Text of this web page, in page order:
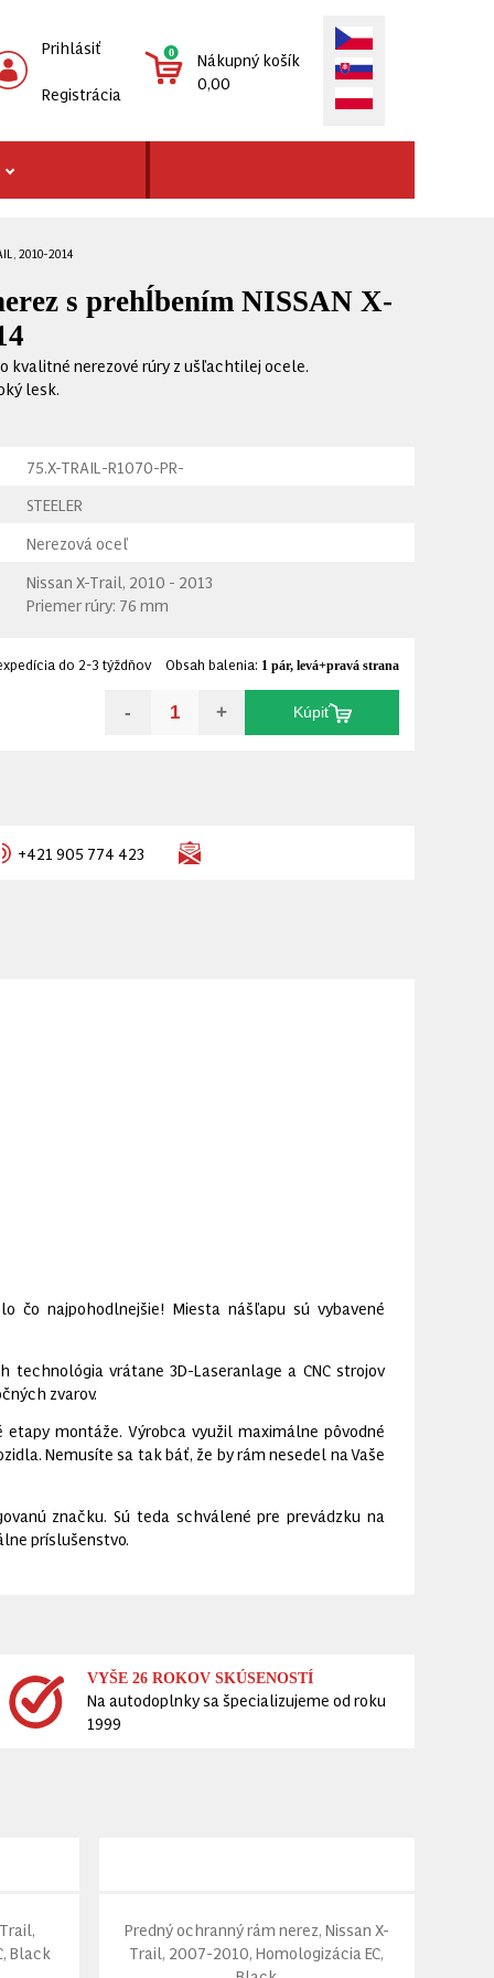
Prihlásiť
Registrácia
0
Nákupný košík
0,00
2010-2014
s prehĺbením NISSAN X-
kvalitné nerezové rúry z ušľachtilej ocele.
lesk.
75.X-TRAIL-R1070-PR-
STEELER
Nerezová oceľ
Nissan X-Trail, 2010 - 2013
Priemer rúry: 76 mm
do 2-3 týždňov Obsah balenia: 1 pár, levá+pravá strana
- + Kúpiť
+421 905 774 423
čo najpohodlnejšie! Miesta nášľapu sú vybavené
technológia vrátane 3D-Laseranlage a CNC strojov
zvarov.
montáže. Výrobca využil maximálne pôvodné
Nemusíte sa tak báť, že by rám nesedel na Vaše
značku. Sú teda schválené pre prevádzku na
príslušenstvo.
VYŠE 26 ROKOV SKÚSENOSTÍ
Na autodoplnky sa špecializujeme od roku
1999
Black
Predný ochranný rám nerez, Nissan X-
Trail, 2007-2010, Homologizácia EC,